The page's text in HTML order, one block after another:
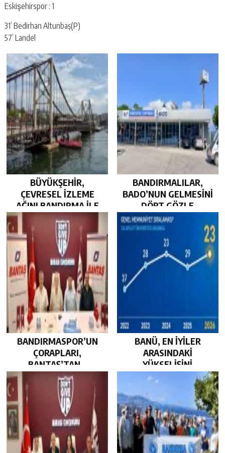
Eskişehirspor : 1
31’ Bedirhan Altunbaş(P)
57’ Landel
BÜYÜKŞEHİR,
ÇEVRESEL İZLEME
AĞINI BANDIRMA İLE
GÜÇLENDİRDİ…
BANDIRMALILAR,
BADO’NUN GELMESİNİ
DÖRT GÖZLE
BEKLİYOR…
BANDIRMASPOR’UN
ÇORAPLARI,
BANTAŞ’TAN…
BANÜ, EN İYİLER
ARASINDAKİ
YÜKSELİŞİNİ
SÜRDÜRDÜ…